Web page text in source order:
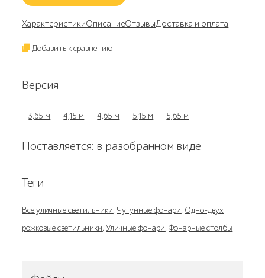
ХарактеристикиОписаниеОтзывыДоставка и оплата
Добавить к сравнению
Версия
3,65 м 4,15 м 4,65 м 5,15 м 5,65 м
Поставляется: в разобранном виде
Теги
Все уличные светильники, Чугунные фонари, Одно-двух
рожковые светильники,Уличные фонари,Фонарные столбы